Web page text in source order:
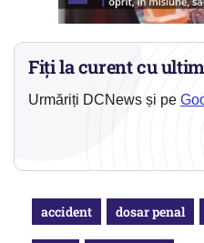
Fiți la curent cu
Urmăriți DCNews și pe
accident dosar penal